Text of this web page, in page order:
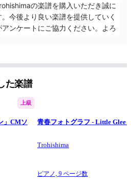
の楽譜を購入いただき誠に
今後より良い楽譜を提供していく
ンケートにご協力ください。よろ
ー応援歌より！
た楽譜
上級
」CMソ
青春フォトグラフ - Little Glee
Trohishima
ピアノ,9 ページ数